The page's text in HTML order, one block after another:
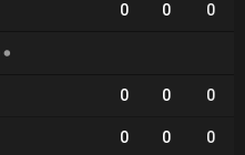
0 0 0
0 0 0
0 0 0